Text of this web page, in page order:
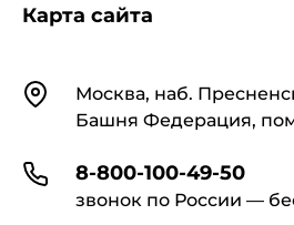
количеству отрезов,
1.7. Минимальная длина
куске должна быть в метрах,
простынных - 2,25;
КонтактыМосква, наб.
Башня Федерация,
8-800-100-49-50
звонок по России —
Карта сайта